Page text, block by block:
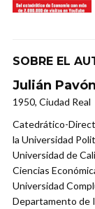
SOBRE EL
Julián
1950, Ciudad Real
Catedrático-
la Universidad
Universidad de
Ciencias
Universidad
Departamento de